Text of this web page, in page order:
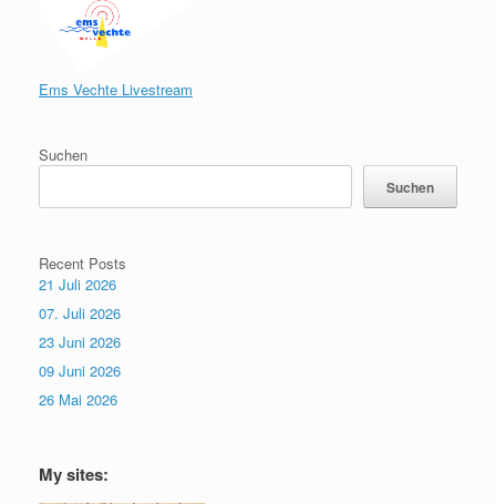
Ems Vechte Livestream
Suchen
Suchen
Recent Posts
21 Juli 2026
07. Juli 2026
23 Juni 2026
09 Juni 2026
26 Mai 2026
My sites: